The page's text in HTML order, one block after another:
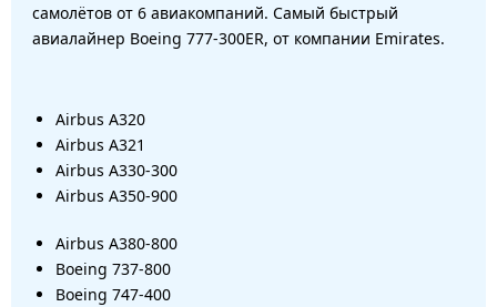
самолётов от 6 авиакомпаний. Самый быстрый
авиалайнер Boeing 777-300ER, от компании Emirates.
Airbus A320
Airbus A321
Airbus A330-300
Airbus A350-900
Airbus A380-800
Boeing 737-800
Boeing 747-400